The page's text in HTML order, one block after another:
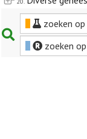
zoeken
zoeken